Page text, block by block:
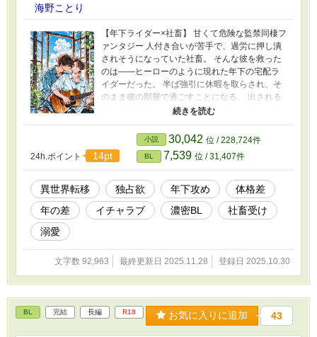
海野ことり
【年下ライダー×社畜】 甘くて危険な監禁同棲フ
ァンタジー 人付き合いが苦手で、過労に押し潰
されそうになっていた社畜。 そんな彼を救った
のは――ヒーローのように現れた年下の宅配ラ
イダーだった。 半ば強引に休暇を取らされ、そ
のまま彼の部屋で過ごすことになる。 出される
食事は温かく、ベッドは清潔でやわらかい。 差
た心を少しずつ溶かしていく。 穏やかな日々の
中、二人の距離は近づいていく。 けれど、期限
が迫ったある日――彼は静かに囁く。 「ごめ
ん、泣かないで。俺はあなたをもう手放せな
い。 だから、もう一度、もっと遠くへ攫うこと
に決めた」 ――「異世界へようこそ」。 年下攻
め×社畜受け。 よしよし甘やかされて、寂しさご
24h.ポイント 14pt
小説 30,042 位 / 228,724件
BL 7,539 位 / 31,407件
異世界転移 独占欲 年下攻め
体格差
年の差
イチャラブ 濃密BL
社畜受け
溺愛
文字数 92,963 最終更新日 2025.11.28 登録日 2025.10.30
BL 完結 長編 R18 お気に入りに追加 43